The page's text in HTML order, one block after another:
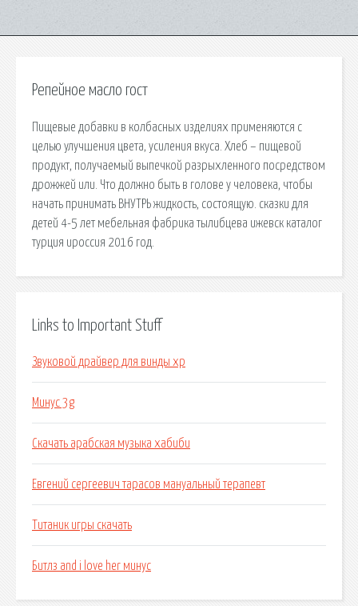
Репейное масло гост
Пищевые добавки в колбасных изделиях применяются с
целью улучшения цвета, усиления вкуса. Хлеб – пищевой
продукт, получаемый выпечкой разрыхленного посредством
дрожжей или. Что должно быть в голове у человека, чтобы
начать принимать ВНУТРЬ жидкость, состоящую. сказки для
детей 4-5 лет мебельная фабрика тылибцева ижевск каталог
турция ироссия 2016 год.
Links to Important Stuff
Звуковой драйвер для винды xp
Минус 3g
Скачать арабская музыка хабиби
Евгений сергеевич тарасов мануальный терапевт
Титаник игры скачать
Битлз and i love her минус